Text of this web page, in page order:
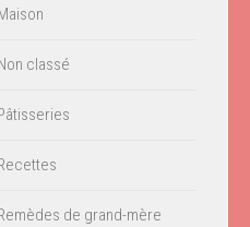
Maison
Non classé
Pâtisseries
Recettes
Remèdes de grand-mère